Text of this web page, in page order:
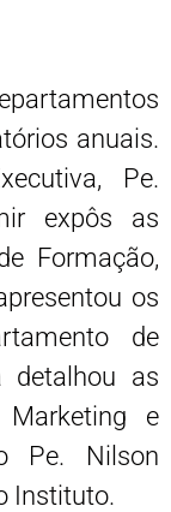
anuais.
Pe.
expôs as
Formação,
os
de
detalhou as
e
Pe. Nilson
Instituto.